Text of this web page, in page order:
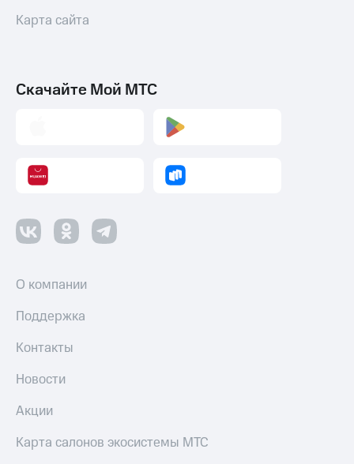
Карта сайта
Скачайте Мой МТС
О компании
Поддержка
Контакты
Новости
Акции
Карта салонов экосистемы МТС